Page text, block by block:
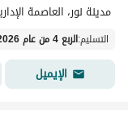
مدينة نور، العاصمة
التسليم:الربع 4 من عام 2026
الإيميل